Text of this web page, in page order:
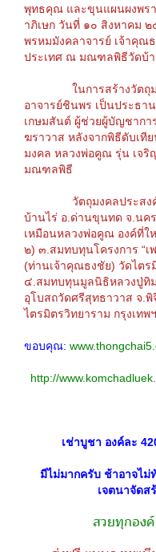
พุทธคุณ และขุนแผนผงพร
าภิเษก วันที่ ๑๐ สิงหาคม
พรหมมังคลาจารย์ เจ้าคุณ
ประเทศ ณ มณฑลพิธีวัดบ้
ในการสร้างวัตถุมง
อาจารย์ชินพร เป็นประธา
เกษมสันต์ ผู้ช่วยผู้บัญชากา
ฆราวาส หลังจากพิธีดับเที
มงคล หลวงพ่อคูณ รุ่น เจ
มณฑลพิธี
วัตถุมงคลประสงค์ ๑.
บ้านไร่ อ.ด่านขุนทด จ.นค
เหมือนหลวงพ่อคูณ องค์ที่
๒) ๓.สมทบทุนโครงการ “เ
(ท่านเจ้าคุณธงชัย) วัดไตร
๔.สมทบทุนมูลนิธิหลวงปู่ทิ
อุโบสถวัดศรีสุทธาวาส จ.
ไตรมิตรวิทยาราม กรุงเทพฯ
ขอบคุณ:
http://
เช่าบูชา องค์ละ
มีไม่มากครับ ช้าอาจไม่
เจตนาจัดส
สวยทุกอง